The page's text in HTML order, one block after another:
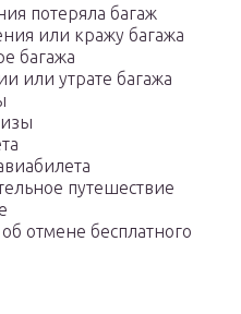
потеряла багаж
или кражу багажа
багажа
или утрате багажа
путешествие
отмене бесплатного